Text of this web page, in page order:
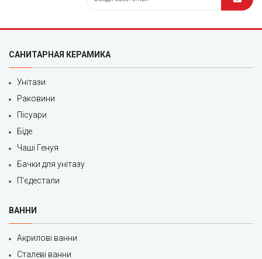
САНИТАРНАЯ КЕРАМИКА
Унітази
Раковини
Пісуари
Біде
Чаші Генуя
Бачки для унітазу
П'єдестали
ВАННИ
Акрилові ванни
Сталеві ванни